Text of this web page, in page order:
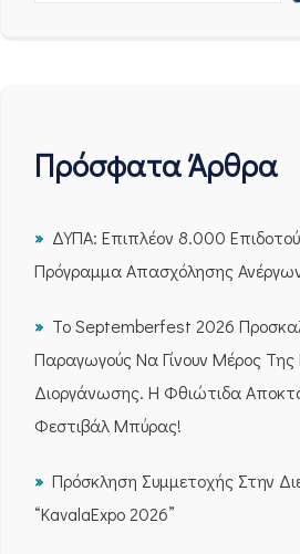
Πρόσφατα Άρθρα
ΔΥΠΑ: Επιπλέον 8.000
Πρόγραμμα Απασχόλησης
Το Septemberfest 2026
Παραγωγούς Να Γίνουν Μέρος
Διοργάνωσης. Η Φθιώτιδα
Φεστιβάλ Μπύρας!
Πρόσκληση Συμμετοχής Στην
“KavalaExpo 2026”